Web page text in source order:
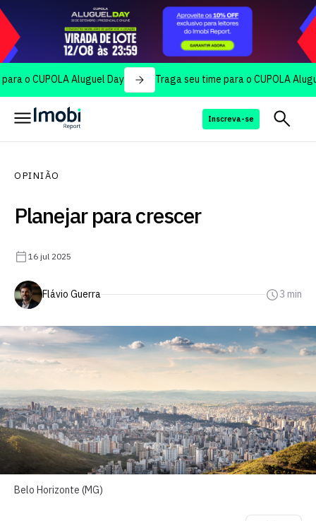
Aluguel Day Traga seu time para o CUPOLA Aluguel Day
Inscreva-se
OPINIÃO
Planejar para crescer
16 jul 2025
Flávio Guerra 3 min
Belo Horizonte (MG)